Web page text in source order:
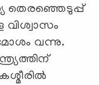
തെരഞ്ഞെടുപ്പ്
വിശ്വാസം
വന്നു.